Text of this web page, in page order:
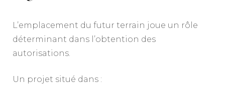
L’emplacement du futur terrain joue un rôle
déterminant dans l’obtention des
autorisations.
Un projet situé dans :